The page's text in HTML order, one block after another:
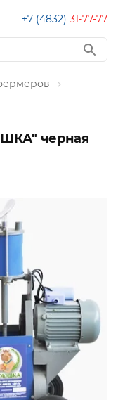
+7 (4832) 31-77-77
черная